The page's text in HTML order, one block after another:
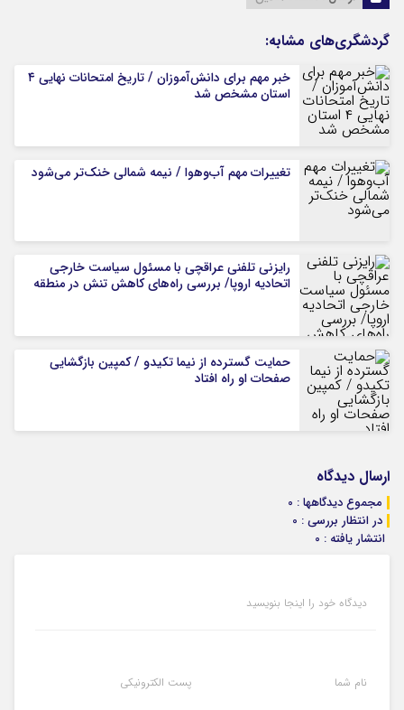
گردشگری‌های مشابه:
خبر مهم برای دانش‌آموزان / تاریخ امتحانات نهایی ۴
استان مشخص شد
تغییرات مهم آب‌وهوا / نیمه شمالی خنک‌تر می‌شود
رایزنی تلفنی عراقچی با مسئول سیاست خارجی
اتحادیه اروپا/ بررسی راه‌های کاهش تنش در منطقه
حمایت گسترده از نیما تکیدو / کمپین بازگشایی
صفحات او راه افتاد
ارسال دیدگاه
مجموع دیدگاهها : 0
در انتظار بررسی : 0
انتشار یافته : 0
دیدگاه خود را اینجا بنویسید
نام شما پست الکترونیکی